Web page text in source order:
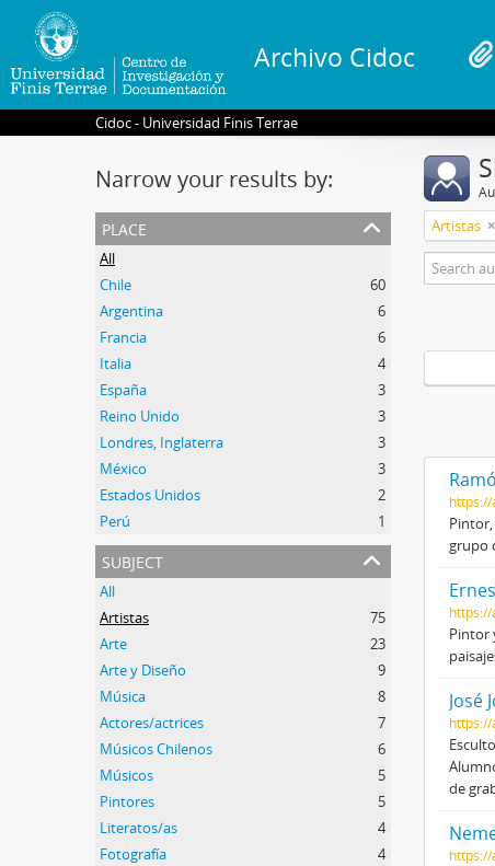
Archivo Cidoc
Cidoc - Universidad Finis Terrae
Narrow your results by:
place
All
Chile
60
Argentina
6
Francia
6
Italia
4
España
3
Reino Unido
3
Londres, Inglaterra
3
México
3
Estados Unidos
2
Perú
1
subject
All
Artistas
75
Arte
23
Arte y Diseño
9
Música
8
Actores/actrices
7
Músicos Chilenos
6
Músicos
5
Pintores
5
Literatos/as
4
Fotografía
4
Artistas
grupo
Pintor
José
de